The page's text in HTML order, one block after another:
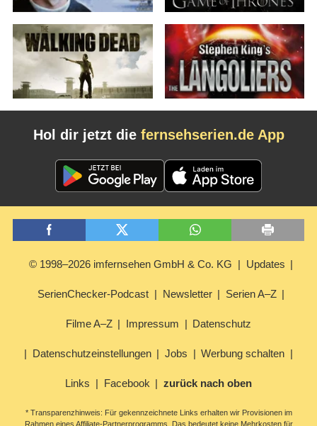
Hol dir jetzt die fernsehserien.de App
© 1998–2026 imfernsehen GmbH & Co. KG Updates
SerienChecker-Podcast Newsletter Serien A–Z
Filme A–Z Impressum Datenschutz
Datenschutzeinstellungen Jobs Werbung schalten
Links Facebook zurück nach oben
* Transparenzhinweis: Für gekennzeichnete Links erhalten wir Provisionen im
Rahmen eines Affiliate-Partnerprogramms. Das bedeutet keine Mehrkosten für